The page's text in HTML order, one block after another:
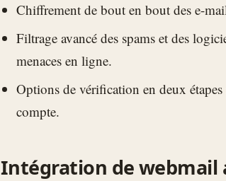
Chiffrement de bout en bout des e-
Filtrage avancé des spams et des
menaces en ligne.
Options de vérification en deux
compte.
Intégration de webmail